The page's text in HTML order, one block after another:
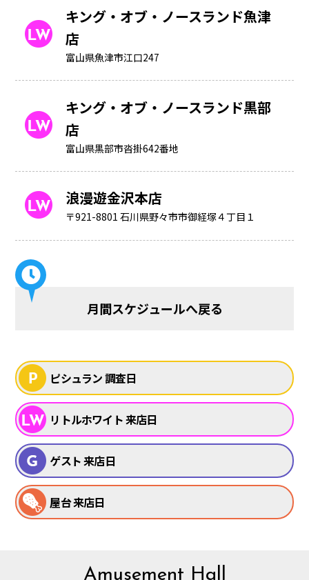
キング・オブ・ノースランド魚津
店
富山県魚津市江口247
キング・オブ・ノースランド黒部
店
富山県黒部市沓掛642番地
浪漫遊金沢本店
〒921-8801 石川県野々市市御経塚４丁目１
月間スケジュールへ戻る
ピシュラン 調査日
リトルホワイト 来店日
ゲスト 来店日
屋台 来店日
Amusement Hall